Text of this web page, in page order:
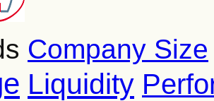
Company Size
Liquidity